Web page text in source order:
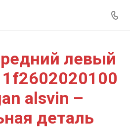
левый
alsvin –
деталь